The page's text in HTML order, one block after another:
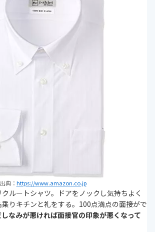
出典： https://www.amazon.co.jp
ルートシャツ。ドアをノックし気持ちよく
りキチンと礼をする。100点満点の面接がで
しなみが悪ければ面接官の印象が悪くなって